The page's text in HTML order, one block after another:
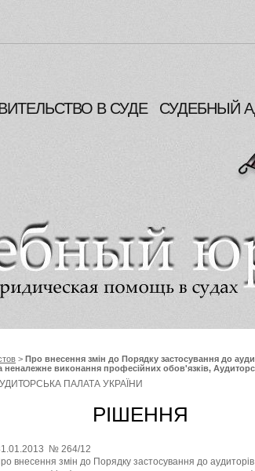
В СУДЕ СУДЕБНЫЙ
> Про внесення змін до Порядку застосування до
неналежне виконання професійних обов'язків,
ПАЛАТА УКРАЇНИ
РІШЕННЯ
№ 264/12
внесення змін до Порядку застосування до аудиторів